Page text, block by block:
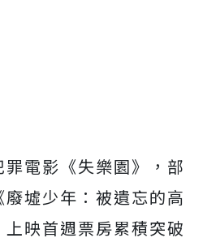
電影《失樂園》，部
廢墟少年：被遺忘的高
映首週票房累積突破